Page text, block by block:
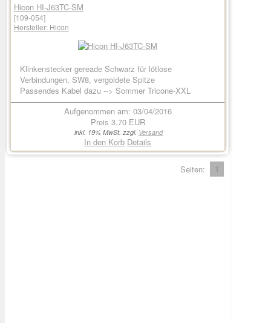
Hicon HI-J63TC-SM
[109-054]
Hersteller: Hicon
Klinkenstecker gereade Schwarz für lötlose
Verbindungen, SW8, vergoldete Spitze
Passendes Kabel dazu --> Sommer Tricone-XXL
Aufgenommen am: 03/04/2016
Preis 3.70 EUR
inkl. 19% MwSt. zzgl. Versand
In den Korb Details
Seiten: 1